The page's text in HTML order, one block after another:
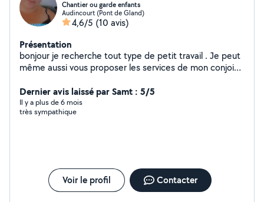
Chantier ou garde enfants
Audincourt (Pont de Gland)
4,6/5 (10 avis)
Présentation
bonjour je recherche tout type de petit travail . Je peut
même aussi vous proposer les services de mon conjoint
peinture etc ) n hesiter pas a me contacter pour plus de
renseignement . A bientôt
Dernier avis laissé par Samt : 5/5
Il y a plus de 6 mois
très sympathique
Voir le profil Contacter